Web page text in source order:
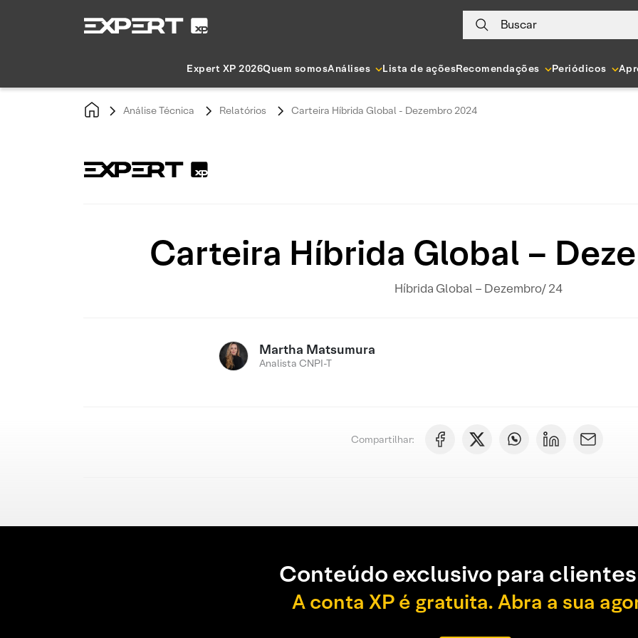
Buscar
Expert XP 2026Quem somosAnálises Lista de açõesRecomendações Periódicos
Análise Técnica Relatórios Carteira Híbrida Global - Dezembro 2024
Carteira Híbrida Global –
Híbrida Global – Dezembro/ 24
Martha Matsumura
Analista CNPI-T
Compartilhar:
Conteúdo exclusivo para
A conta XP é gratuita. Abra a sua